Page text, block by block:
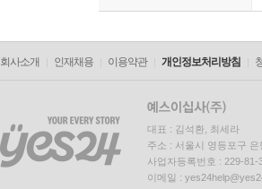
회사소개 인재채용 이용약관 개인정보처리방침
대표 : 김석환, 최세라
주소 : 서울시 영등포구
사업자등록번호 : 229-
이메일 :